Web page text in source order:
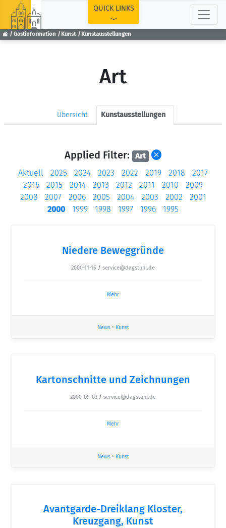
Gastinformation Kunst Kunstausstellungen
QUICK LINKS
Art
Übersicht Kunstausstellungen
Applied Filter: Art
Aktuell 2025 2024 2023 2022 2019 2018
2017
2016
2015 2014 2013 2012 2011 2010
2009
2008
2007 2006 2005 2004 2003 2002
2001
2000
1999 1998 1997 1996 1995
Niedere Beweggründe
2000-11-16 / service@dagstuhl.de
Mehr
News• Kunst
Kartonschnitte und Zeichnungen
2000-09-02 / service@dagstuhl.de
Mehr
News• Kunst
Avantgarde-Dreiklang Kloster,
Kreuzgang, Kunst